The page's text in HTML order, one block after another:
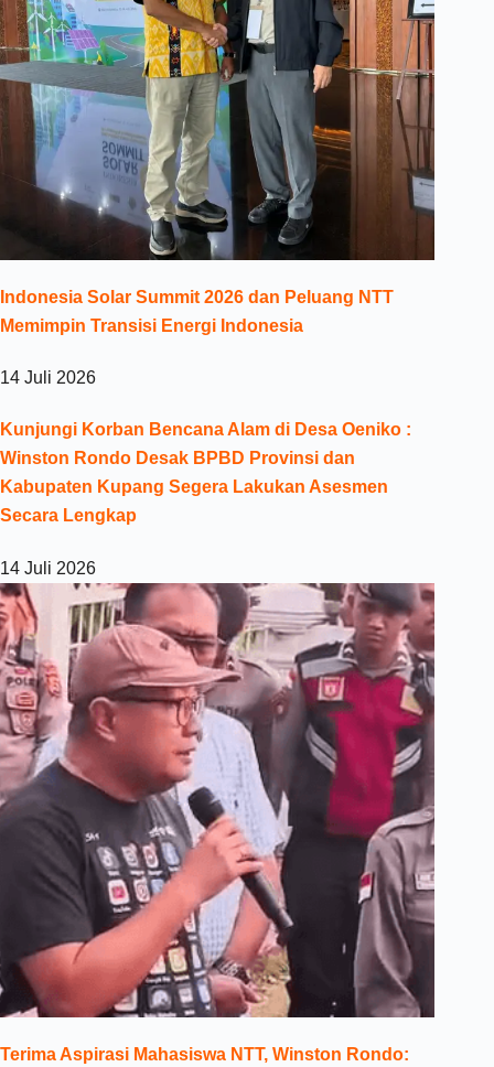
Indonesia Solar Summit 2026 dan Peluang NTT
Memimpin Transisi Energi Indonesia
14 Juli 2026
Kunjungi Korban Bencana Alam di Desa Oeniko :
Winston Rondo Desak BPBD Provinsi dan
Kabupaten Kupang Segera Lakukan Asesmen
Secara Lengkap
14 Juli 2026
Terima Aspirasi Mahasiswa NTT, Winston Rondo: